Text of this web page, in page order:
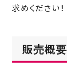
お問い合わ
スクール
求めください！
販売概要